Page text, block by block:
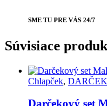
SME TU PRE VÁS 24/7
Súvisiace
Chlapček,